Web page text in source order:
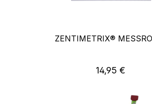
ZENTIMETRIX®
Regulärer Preis:
14,95 €